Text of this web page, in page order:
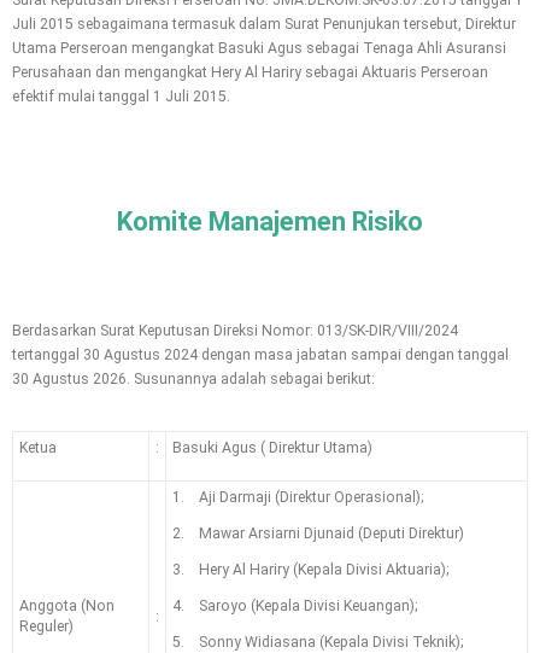
Juli 2015 sebagaimana termasuk dalam Surat Penunjukan tersebut, Direktur
Utama Perseroan mengangkat Basuki Agus sebagai Tenaga Ahli Asuransi
Perusahaan dan mengangkat Hery Al Hariry sebagai Aktuaris Perseroan
efektif mulai tanggal 1 Juli 2015.
Komite Manajemen Risiko
Berdasarkan Surat Keputusan Direksi Nomor: 013/SK-DIR/VIII/2024
tertanggal 30 Agustus 2024 dengan masa jabatan sampai dengan tanggal
30 Agustus 2026. Susunannya adalah sebagai berikut:
Ketua : Basuki Agus ( Direktur Utama)
Anggota (Non
Reguler)
:
1. Aji Darmaji (Direktur Operasional);
2. Mawar Arsiarni Djunaid (Deputi Direktur)
3. Hery Al Hariry (Kepala Divisi Aktuaria);
4. Saroyo (Kepala Divisi Keuangan);
5. Sonny Widiasana (Kepala Divisi Teknik);